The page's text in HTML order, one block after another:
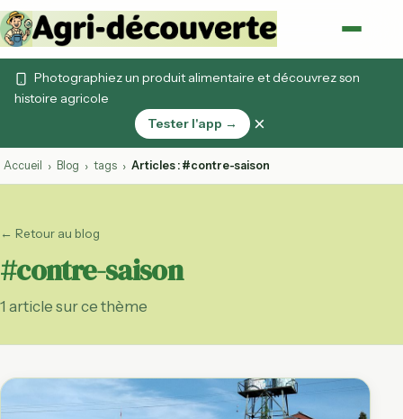
Photographiez un produit alimentaire et découvrez son
histoire agricole
Tester l'app →
×
Accueil › Blog › tags › Articles : #contre-saison
← Retour au blog
#contre-saison
1 article sur ce thème